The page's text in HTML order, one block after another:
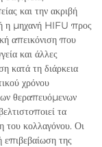
και την ακριβή
η μηχανή HIFU προς
απεικόνιση που
και άλλες
κατά τη διάρκεια
χρόνου
θεραπευόμενων
τα
του κολλαγόνου. Οι
της